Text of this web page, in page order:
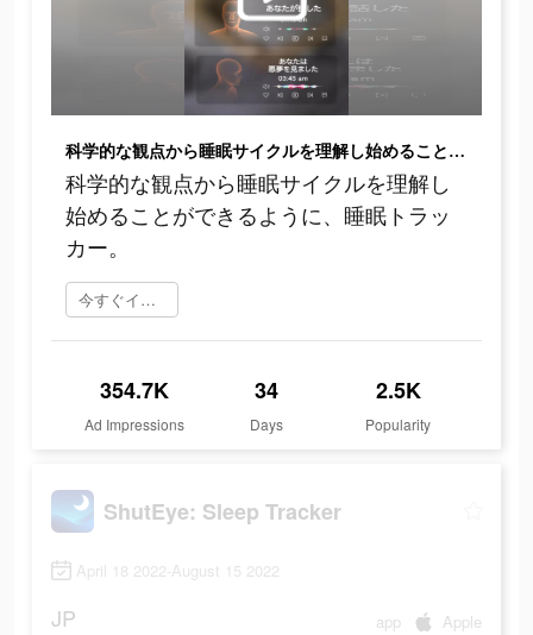
科学的な観点から睡眠サイクルを理解し始めることができるように、睡眠トラッカー。
科学的な観点から睡眠サイクルを理解し
始めることができるように、睡眠トラッ
カー。
今すぐインストール
354.7K
Ad Impressions
34
Days
2.5K
Popularity
ShutEye: Sleep Tracker
April 18 2022-August 15 2022
JP app Apple